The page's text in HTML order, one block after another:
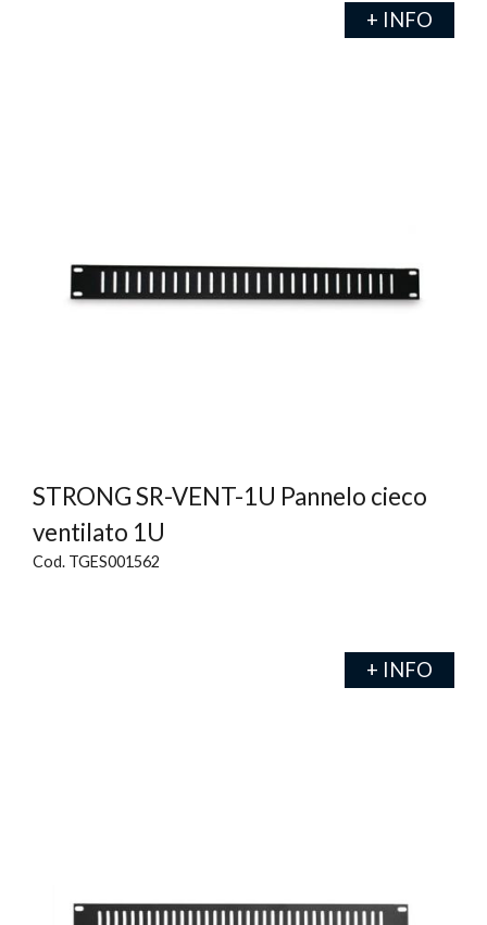
+ INFO
STRONG SR-VENT-1U Pannelo cieco
ventilato 1U
Cod. TGES001562
+ INFO